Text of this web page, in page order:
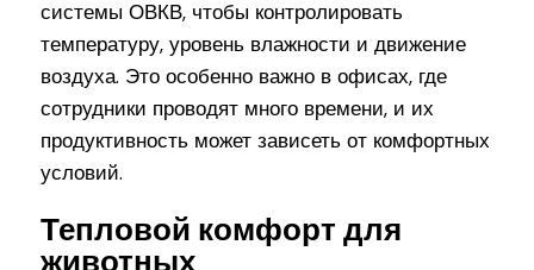
системы ОВКВ, чтобы контролировать
температуру, уровень влажности и движение
воздуха. Это особенно важно в офисах, где
сотрудники проводят много времени, и их
продуктивность может зависеть от комфортных
условий.
Тепловой комфорт для